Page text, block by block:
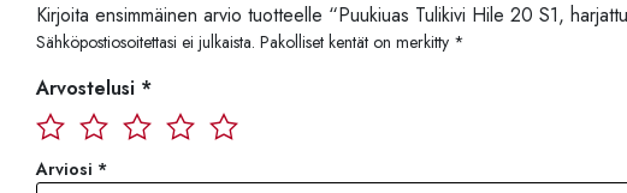
Kirjoita ensimmäinen arvio tuotteelle “Puukiuas Tulikivi Hile 20 S1,
Sähköpostiosoitettasi ei julkaista. Pakolliset kentät on merkitty *
Arvostelusi *
Arviosi *